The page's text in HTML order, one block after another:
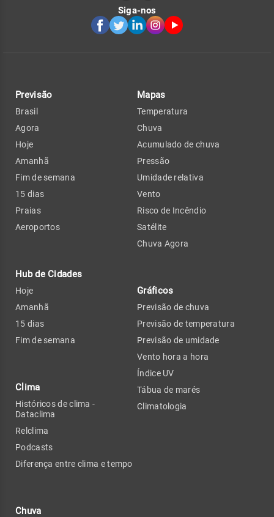
Siga-nos
Previsão
Brasil
Agora
Hoje
Amanhã
Fim de semana
15 dias
Praias
Aeroportos
Hub de Cidades
Hoje
Amanhã
15 dias
Fim de semana
Clima
Históricos de clima -
Dataclima
Relclima
Podcasts
Diferença entre clima e tempo
Chuva
Mapas
Temperatura
Chuva
Acumulado de chuva
Pressão
Umidade relativa
Vento
Risco de Incêndio
Satélite
Chuva Agora
Gráficos
Previsão de chuva
Previsão de temperatura
Previsão de umidade
Vento hora a hora
Índice UV
Tábua de marés
Climatologia